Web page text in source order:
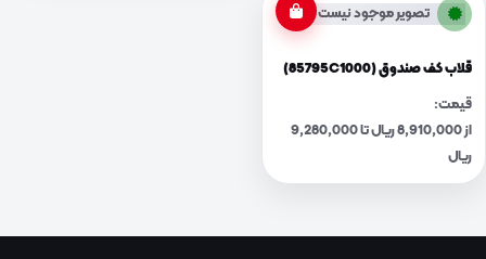
تصویر موجود نیست
قلاب کف صندوق (85795C1000)
قیمت:
از 8,910,000 ریال تا 9,280,000
ریال